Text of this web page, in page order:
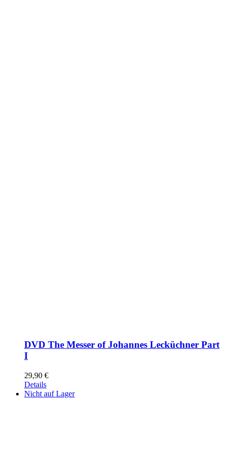
DVD The Messer of Johannes Lecküchner Part
I
29,90 €
Details
Nicht auf Lager